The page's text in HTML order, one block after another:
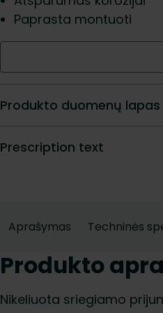
Paprasta montuoti
Produkto duomenų lapas
Prescription text
Aprašymas Techninės
Produkto
Nikeliuota sriegiamo